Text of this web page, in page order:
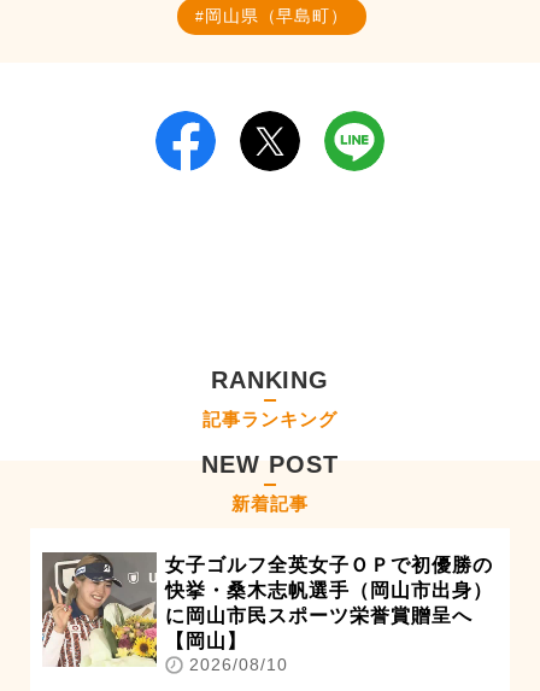
岡山県（早島町）
RANKING
記事ランキング
NEW POST
新着記事
女子ゴルフ全英女子ＯＰで初優勝の
快挙・桑木志帆選手（岡山市出身）
に岡山市民スポーツ栄誉賞贈呈へ
【岡山】
2026/08/10